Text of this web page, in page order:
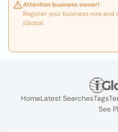
Attention business owner!
Register your business now
iGlobal.
HomeLatest SearchesTags
See